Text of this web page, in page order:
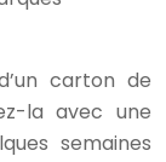
carton de
la avec une
semaines